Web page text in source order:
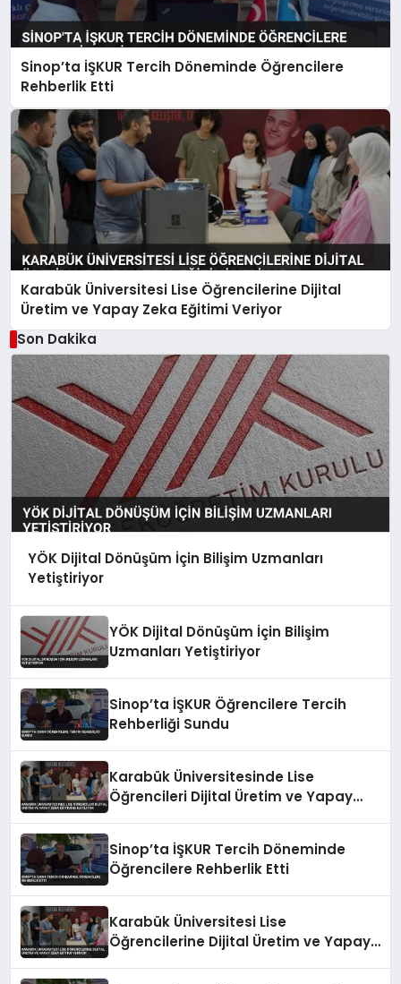
Sinop’ta İŞKUR Tercih Döneminde Öğrencilere
Rehberlik Etti
Karabük Üniversitesi Lise Öğrencilerine Dijital
Üretim ve Yapay Zeka Eğitimi Veriyor
Son Dakika
YÖK Dijital Dönüşüm İçin Bilişim Uzmanları
Yetiştiriyor
YÖK Dijital Dönüşüm İçin Bilişim
Uzmanları Yetiştiriyor
Sinop’ta İŞKUR Öğrencilere Tercih
Rehberliği Sundu
Karabük Üniversitesinde Lise
Öğrencileri Dijital Üretim ve Yapay
Sinop’ta İŞKUR Tercih Döneminde
Öğrencilere Rehberlik Etti
Karabük Üniversitesi Lise
Öğrencilerine Dijital Üretim ve Yapay